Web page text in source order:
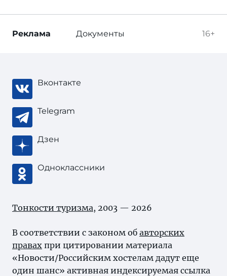
16+
Реклама Документы
Вконтакте
Telegram
Дзен
Одноклассники
Тонкости туризма, 2003 — 2026
В соответствии с законом об авторских
правах при цитировании материала
«Новости/Российским хостелам дадут еще
один шанс» активная индексируемая ссылка